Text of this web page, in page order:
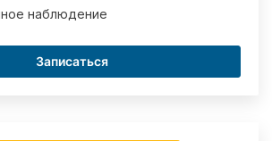
наблюдение
Записаться